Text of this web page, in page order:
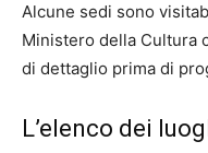
Alcune sedi sono
Ministero della Cultura
di dettaglio prima di
L’elenco dei